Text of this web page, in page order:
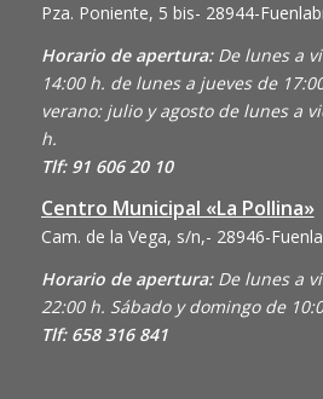
Pza. Poniente, 5 bis- 28944-
Horario de apertura:De lunes a
14:00 h. de lunes a jueves de
verano: julio y agosto de lunes a
h.
Tlf: 91 606 20 10
Centro Municipal «La Pollina»
Cam. de la Vega, s/n,- 28946-
Horario de apertura: De lunes a
22:00 h. Sábado y domingo de
Tlf: 658 316 841